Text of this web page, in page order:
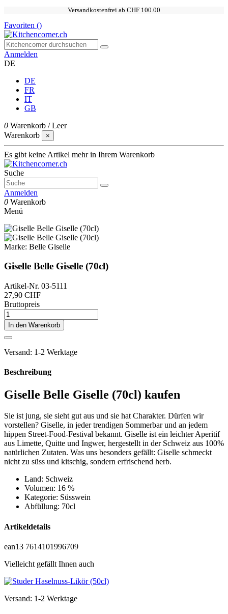
Versandkostenfrei ab CHF 100.00
Favoriten ()
Anmelden
DE
DE
FR
IT
GB
0 Warenkorb /Leer
Warenkorb
×
Es gibt keine Artikel mehr in Ihrem Warenkorb
Suche
Anmelden
0 Warenkorb
Menü
Marke: Belle Giselle
Giselle Belle Giselle (70cl)
Artikel-Nr. 03-5111
27,90 CHF
Bruttopreis
In den Warenkorb
Versand: 1-2 Werktage
Beschreibung
Giselle Belle Giselle (70cl) kaufen
Sie ist jung, sie sieht gut aus und sie hat Charakter. Dürfen wir
vorstellen? Giselle, in jeder trendigen Sommerbar und an jedem
hippen Street-Food-Festival bekannt. Giselle ist ein leichter Aperitif
aus Limette, Quitte und Ingwer, hergestellt in der Schweiz aus 100%
natürlichen Zutaten. Was uns besonders gefällt: Giselle schmeckt
nicht zu süss und kitschig, sondern erfrischend herb.
Land: Schweiz
Volumen: 16 %
Kategorie: Süsswein
Abfüllung: 70cl
Artikeldetails
ean13 7614101996709
Vielleicht gefällt Ihnen auch
Versand: 1-2 Werktage